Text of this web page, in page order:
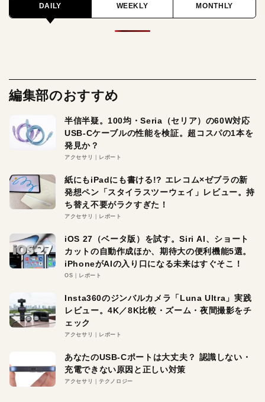
DAILY WEEKLY MONTHLY
編集部のおすすめ
半信半疑。100均・Seria（セリア）の60W対応
USB-Cケーブルの性能を検証。超コスパの1本を
発見か？
アクセサリ レポート
紙にもiPadにも書ける!? エレコム×ゼブラの新
発想ペン「スタイラスツーウェイ」レビュー。持
ち替え不要がラクすぎた！
アクセサリ レポート
iOS 27（ベータ版）を試す。Siri AI、ショート
カットの自動作成ほか、期待大の便利機能5選。
iPhoneがAIの入り口になる未来はすぐそこ！
OS レポート
Insta360のジンバルカメラ「Luna Ultra」実践
レビュー。4K／8K比較・ズーム・夜間撮影をチ
ェック
アクセサリ レポート
あなたのUSB-Cポートは大丈夫？ 認識しない・
充電できない原因と正しい対策
アクセサリ テクノロジー